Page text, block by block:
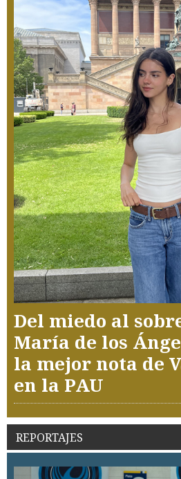
Del miedo al
María de los
la mejor nota de
en la PAU
REPORTAJES